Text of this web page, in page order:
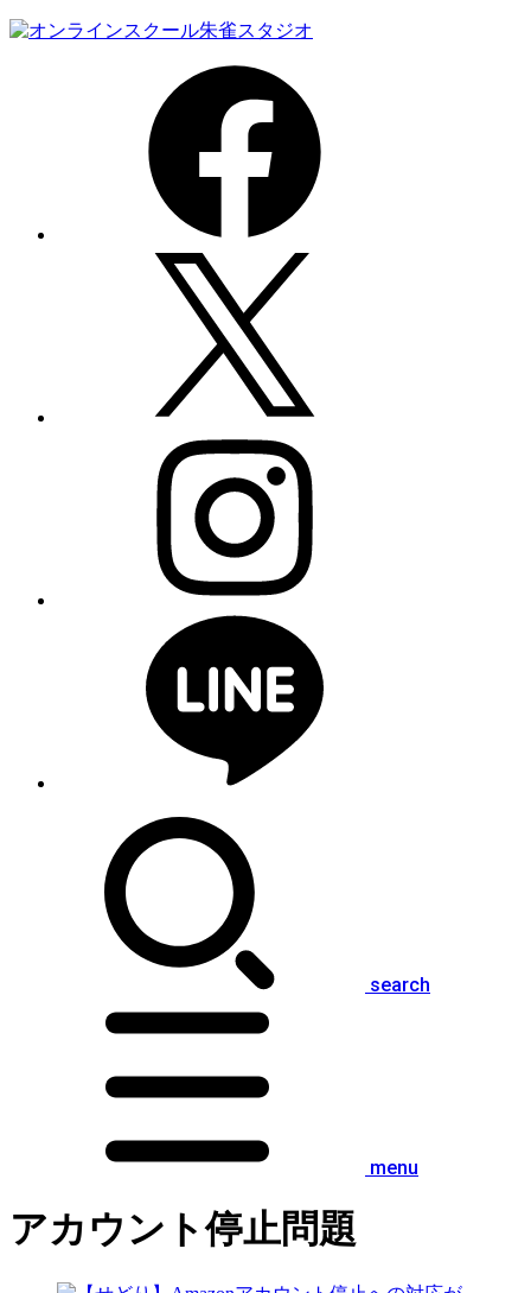
search
menu
アカウント停止問題